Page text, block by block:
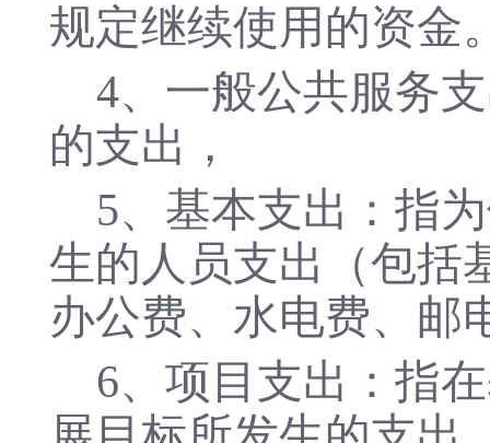
规定继续使用的资金
4、一般公共服务
的支出，
5、基本支出：指
生的人员支出（包括
办公费、水电费、邮
6、项目支出：指